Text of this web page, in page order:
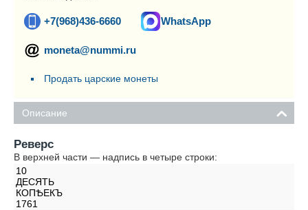
+7(968)436-6660 WhatsApp
moneta@nummi.ru
Продать царские монеты
Описание
Реверс
В верхней части — надпись в четыре строки:
10
ДЕСЯТЬ
КОПѢЕКЪ
1761